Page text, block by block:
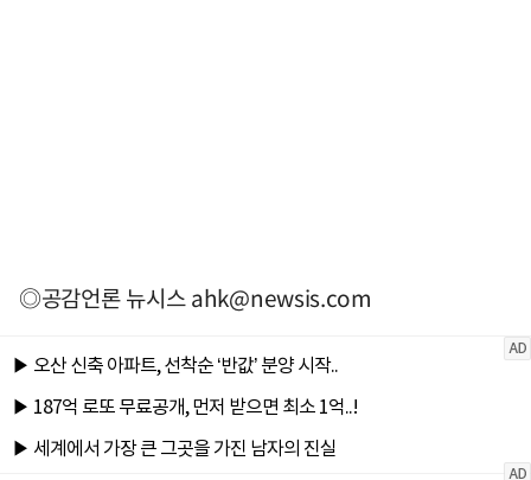
◎공감언론 뉴시스ahk@newsis.com